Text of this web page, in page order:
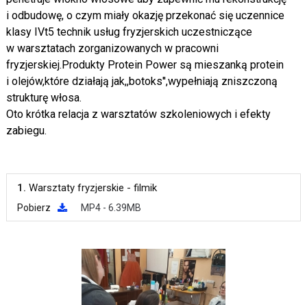
i odbudowę, o czym miały okazję przekonać się uczennice
klasy IVt5 technik usług fryzjerskich uczestniczące
w warsztatach zorganizowanych w pracowni
fryzjerskiej.Produkty Protein Power są mieszanką protein
i olejów,które działają jak,,botoks'',wypełniają zniszczoną
strukturę włosa.
Oto krótka relacja z warsztatów szkoleniowych i efekty
zabiegu.
1. Warsztaty fryzjerskie - filmik
Pobierz MP4 - 6.39MB